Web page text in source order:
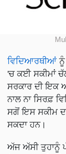
ਵਿਦਿਆਰਥੀਆਂ ਨੂੰ
'ਚ ਕਈ ਸਕੀਮਾਂ
ਸਰਕਾਰ ਦੀ ਇਕ
ਨਾਲ ਨਾ ਸਿਰਫ਼
ਸਗੋਂ ਇਸ ਸਕੀਮ
ਸਕਦਾ ਹਨ।
ਅੱਜ ਅੱਸੀ ਤੁਹਾਨੂੰ